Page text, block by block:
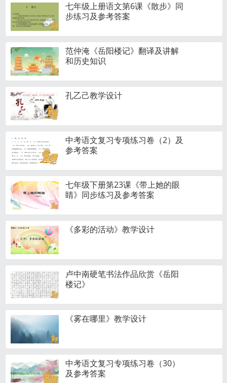
七年级上册语文第6课《散步》同
步练习及参考答案
范仲淹《岳阳楼记》翻译及讲解
和历史知识
孔乙己教学设计
中考语文复习专项练习卷（2）及
参考答案
七年级下册第23课《带上她的眼
睛》同步练习及参考答案
《多彩的活动》教学设计
卢中南硬笔书法作品欣赏《岳阳
楼记》
《雾在哪里》教学设计
中考语文复习专项练习卷（30）
及参考答案